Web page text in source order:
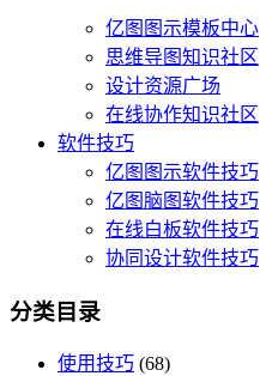
亿图图示模板中心
思维导图知识社区
设计资源广场
在线协作知识社区
软件技巧
亿图图示软件技巧
亿图脑图软件技巧
在线白板软件技巧
协同设计软件技巧
分类目录
使用技巧 (68)